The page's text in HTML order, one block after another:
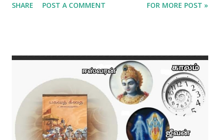
தென்னிந்தியாவில் சுற்றுப்பயணம் மேற்கொண்டபோது, சாதுர்மாஸ்ய
மஹாபிரபுவிற்குத் தொண்டு புரியும் வாய்ப்பினை கோபால பட்டரும்
பெற்றார். காலப்போக்கில் ஸ்ரீ கோபால பட்ட கோஸ்வாமி தனது
சித்தப்பாவும் மாபெரும் சந்நியாசியுமான பிரபோதானந்த
சரஸ்வதியினால் தீக்ஷையளிக்கப்பட்டார். கோபால பட்ட கோஸ்வாமியின்
தாய்தந்தை இருவருமே மிகவும் அதிர்ஷ்டசாலிகள், அவர்கள் தங்களது
முழு வாழ்வையும் ஸ்ரீ சைதன்ய மஹாபிரபுவின் சேவையில்
SHARE POST A COMMENT FOR MORE POST »